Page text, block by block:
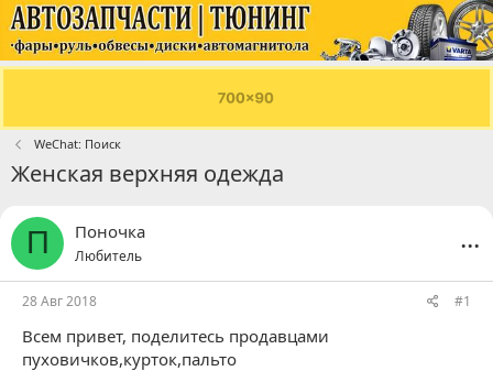
WeChat: Поиск
Женская верхняя одежда
П Поночка
Любитель
...
28 Авг 2018 #1
Всем привет, поделитесь продавцами
пуховичков,курток,пальто